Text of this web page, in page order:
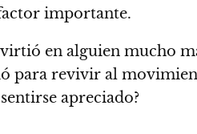
importante.
en alguien mucho
para revivir al
apreciado?